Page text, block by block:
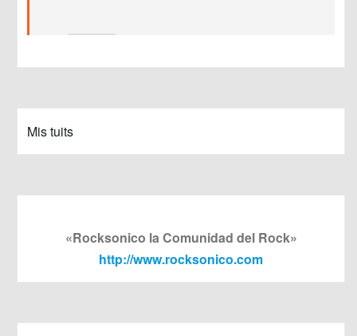
Mis tuits
«Rocksonico la Comunidad del Rock»
http://www.rocksonico.com